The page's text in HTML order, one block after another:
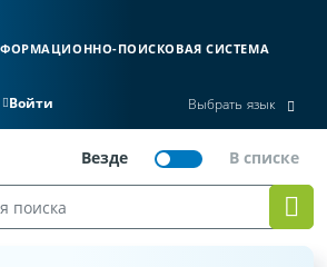
ПОИСКОВАЯ СИСТЕМА
Войти Выбрать язык